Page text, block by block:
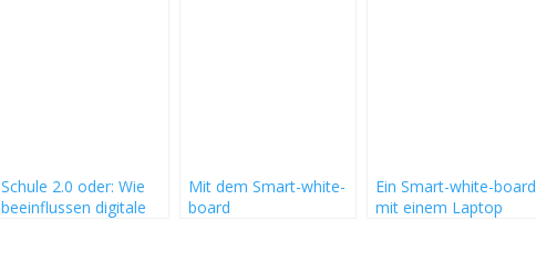
Schule 2.0 oder: Wie
beeinflussen digitale
Mit dem Smart-white-
board
Ein Smart-white-board
mit einem Laptop